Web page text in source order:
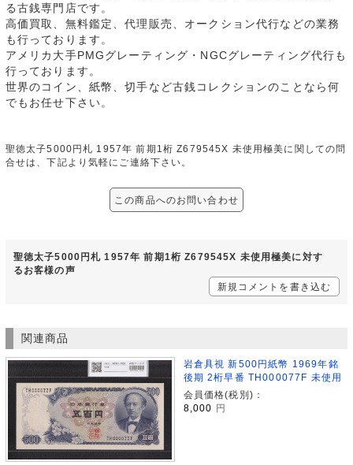
る古銭専門店です。
高価買取、無料鑑定、代理販売、オークション代行などの業務
も行っております。
アメリカ大手PMGグレーティング・NGCグレーティング代行も
行っております。
世界のコイン、紙幣、切手など古銭コレクションのことなら何
でもお任せ下さい。
聖徳太子5000円札 1957年 前期1桁 Z679545X 未使用極美に関しての問
合せは、下記より気軽にご連絡下さい。
この商品へのお問い合わせ
聖徳太子5000円札 1957年 前期1桁 Z679545X 未使用極美に対す
るお客様の声
新規コメントを書き込む
関連商品
岩倉具視 新500円紙幣 1969年銘
後期 2桁早番 TH000077F 未使用
会員価格(税別)：
8,000
円